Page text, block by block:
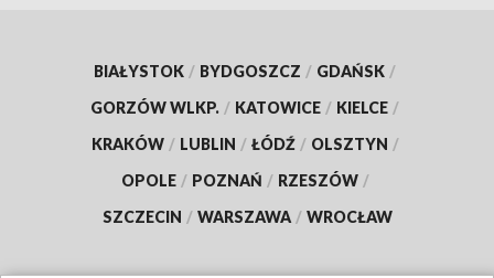
BIAŁYSTOK / BYDGOSZCZ / GDAŃSK /
GORZÓW WLKP. / KATOWICE / KIELCE /
KRAKÓW / LUBLIN / ŁÓDŹ / OLSZTYN /
OPOLE / POZNAŃ / RZESZÓW /
SZCZECIN / WARSZAWA / WROCŁAW